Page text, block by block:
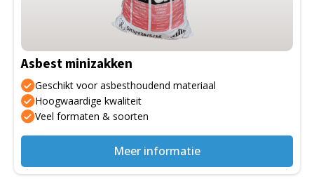
Asbest minizakken
Geschikt voor asbesthoudend materiaal
Hoogwaardige kwaliteit
Veel formaten & soorten
Meer informatie